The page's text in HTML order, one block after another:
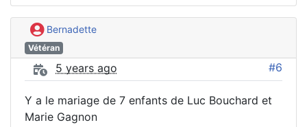
Bernadette
Vétéran
5 years ago #6
Y a le mariage de 7 enfants de Luc Bouchard et
Marie Gagnon